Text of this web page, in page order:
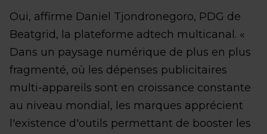
Oui, affirme Daniel Tjondronegoro, PDG de
Beatgrid, la plateforme adtech multicanal. «
Dans un paysage numérique de plus en plus
fragmenté, où les dépenses publicitaires
multi-appareils sont en croissance constante
au niveau mondial, les marques apprécient
l'existence d'outils permettant de booster les